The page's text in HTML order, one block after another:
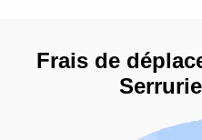
Frais de